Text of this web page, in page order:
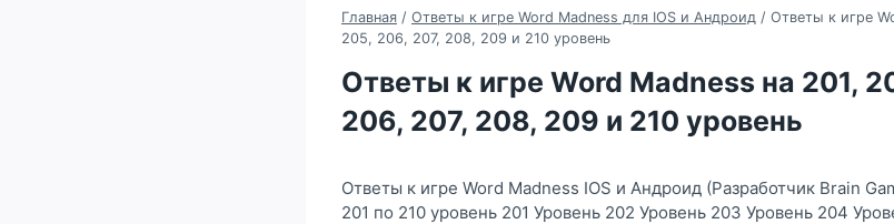
Главная / Ответы к игре Word Madness для IOS и Андроид / Ответы к игре
205, 206, 207, 208, 209 и 210 уровень
Ответы к игре Word Madness на 201,
206, 207, 208, 209 и 210 уровень
Ответы к игре Word Madness IOS и Андроид (Разработчик Brain
201 по 210 уровень 201 Уровень 202 Уровень 203 Уровень 204